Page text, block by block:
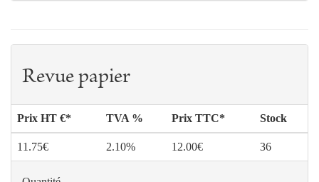
Revue papier
Prix HT €* TVA % Prix TTC* Stock
11.75€ 2.10% 12.00€ 36